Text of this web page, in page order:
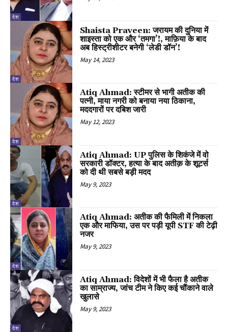
देश
देश
Shaista Praveen: जरायम की दुनिया में
शाइस्ता को एक और ‘तमगा’!, माफ़िया के बाद
अब हिस्ट्रीशीटर बनेगी ‘लेडी डॉन’!
May 14, 2023
देश
Atiq Ahmad: स्टीमर से भागी अतीक की
पत्नी, माया नगरी को बनाया नया ठिकाना,
मददगारों पर दबिश जारी
May 12, 2023
देश
Atiq Ahmad: UP पुलिस के शिकंजे में वो
सरकारी डॉक्टर, हत्या के बाद अतीक़ के शूटर्स
को दी थी सबसे बड़ी मदद
May 9, 2023
देश
Atiq Ahmad: अतीक की फैमिली में निकला
एक और माफिया, उस पर पड़ी यूपी STF की टेढ़ी
नजर
May 9, 2023
देश
Atiq Ahmad: विदेशों में भी फैला है अतीक
का साम्राज्य, जांच टीम ने किए कई चौंकाने वाले
खुलासे
May 9, 2023